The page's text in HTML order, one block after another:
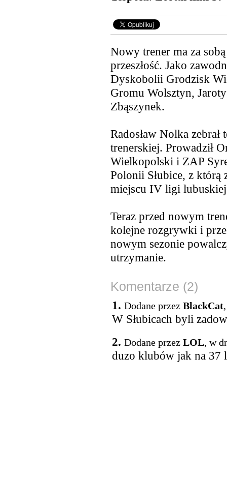
Nowy trener ma za
przeszłość. Jako
Dyskobolii Grodzisk
Gromu Wolsztyn,
Zbąszynek.
Radosław Nolka zebrał
trenerskiej. Prowadził
Wielkopolski i ZAP
Polonii Słubice, z którą
miejscu IV ligi
Teraz przed nowym
kolejne rozgrywki i
nowym sezonie
utrzymanie.
Komentarze (2)
1. Dodane przez BlackCat
W Słubicach byli
2. Dodane przez LOL, w
duzo klubów jak na 37